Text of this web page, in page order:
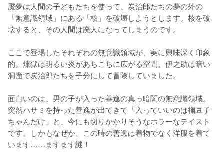
魘夢は人間の子どもたちを使って、炭治郎たちの夢の外の
「無意識領域」にある「核」を破壊しようとします。核を破
壊すると、その人間は廃人になってしまうのです。
ここで登場したそれぞれの無意識領域が、実に興味深く印象
的。煉獄は明るい炎があちこちに広がる空間、伊之助は暗い
洞窟で炭治郎たちを子分にして冒険していました。
面白いのは、男の子が入った善逸の真っ暗闇の無意識領域。
突然ハサミを持った善逸が出てきて「入っていいのは禰豆子
ちゃんだけ」と、今にも切りかかりそうなホラーなテイスト
です。しかもなぜか、この時の善逸は着物でなく洋服を着て
います……ますます謎！